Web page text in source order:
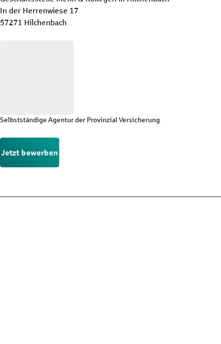
In der Herrenwiese 17
57271 Hilchenbach
Selbstständige Agentur der Provinzial Versicherung
Jetzt bewerben